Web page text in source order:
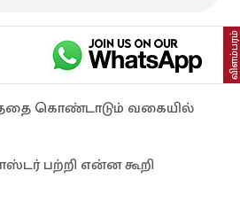
விளம்பரம்
கொண்டாடும் வகையில்
பற்றி என்ன கூறி